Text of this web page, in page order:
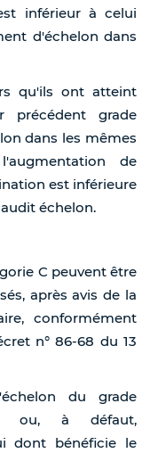
inférieur à celui
d'échelon dans
qu'ils ont atteint
précédent grade
dans les mêmes
de
est inférieure
échelon.
C peuvent être
après avis de la
conformément
n° 86-68 du 13
du grade
ou, à défaut,
dont bénéficie le